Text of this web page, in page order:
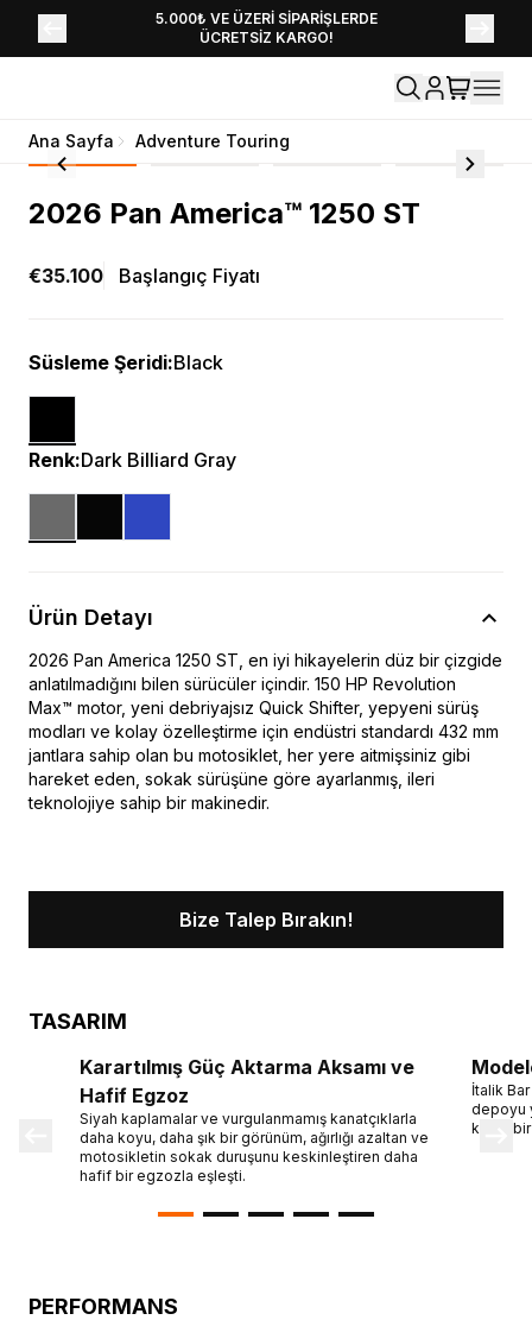
5.000₺ VE ÜZERİ SİPARİŞLERDE
ÜCRETSİZ KARGO!
YENİ SEZON KOLEKSİYONU EKLENDİ,
HEMEN KEŞFET!
Ana Sayfa Adventure Touring
2026 Pan America™ 1250 ST
€35.100 Başlangıç Fiyatı
Süsleme Şeridi:Black
Renk:Dark Billiard Gray
Ürün Detayı
2026 Pan America 1250 ST, en iyi hikayelerin düz bir çizgide
anlatılmadığını bilen sürücüler içindir. 150 HP Revolution
Max™ motor, yeni debriyajsız Quick Shifter, yepyeni sürüş
modları ve kolay özelleştirme için endüstri standardı 432 mm
jantlara sahip olan bu motosiklet, her yere aitmişsiniz gibi
hareket eden, sokak sürüşüne göre ayarlanmış, ileri
teknolojiye sahip bir makinedir.
Bize Talep Bırakın!
TASARIM
Karartılmış Güç Aktarma Aksamı ve
Hafif Egzoz
Siyah kaplamalar ve vurgulanmamış kanatçıklarla
daha koyu, daha şık bir görünüm, ağırlığı azaltan ve
motosikletin sokak duruşunu keskinleştiren daha
hafif bir egzozla eşleşti.
İtalik
depoyu
konik bir
PERFORMANS